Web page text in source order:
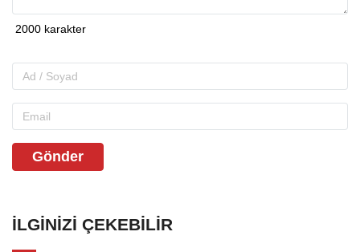
Gönder
İLGINIZI ÇEKEBILIR